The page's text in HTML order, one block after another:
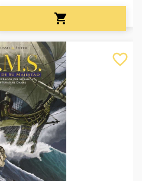

favorite_border